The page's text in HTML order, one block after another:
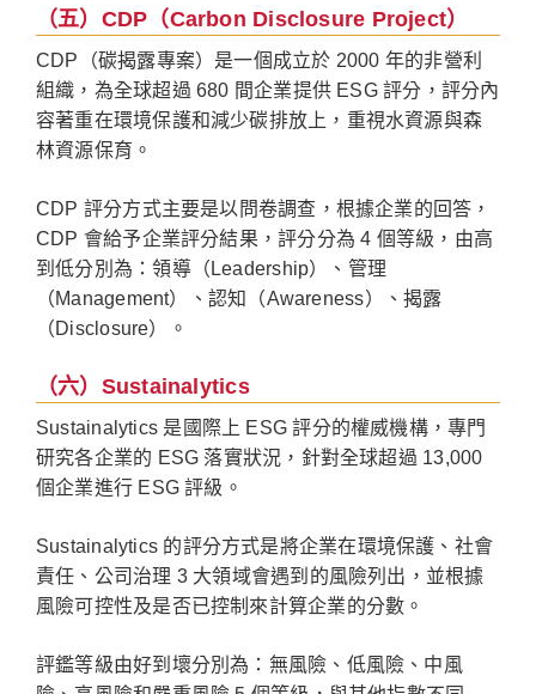
（五）CDP（Carbon Disclosure Project）
CDP（碳揭露專案）是一個成立於 2000 年的非營利
組織，為全球超過 680 間企業提供 ESG 評分，評分內
容著重在環境保護和減少碳排放上，重視水資源與森
林資源保育。
CDP 評分方式主要是以問卷調查，根據企業的回答，
CDP 會給予企業評分結果，評分分為 4 個等級，由高
到低分別為：領導（Leadership）、管理
（Management）、認知（Awareness）、揭露
（Disclosure）。
（六）Sustainalytics
Sustainalytics 是國際上 ESG 評分的權威機構，專門
研究各企業的 ESG 落實狀況，針對全球超過 13,000
個企業進行 ESG 評級。
Sustainalytics 的評分方式是將企業在環境保護、社會
責任、公司治理 3 大領域會遇到的風險列出，並根據
風險可控性及是否已控制來計算企業的分數。
評鑑等級由好到壞分別為：無風險、低風險、中風